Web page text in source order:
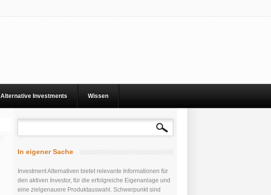
Alternative Investments Wissen
In eigener Sache
Investment Alternativen bietet relevante Informationen für
den aktiven Investor, für die erfolgreiche Eigenanlage und
eine zielgenauere Produktauswahl. Schwerpunkt sind